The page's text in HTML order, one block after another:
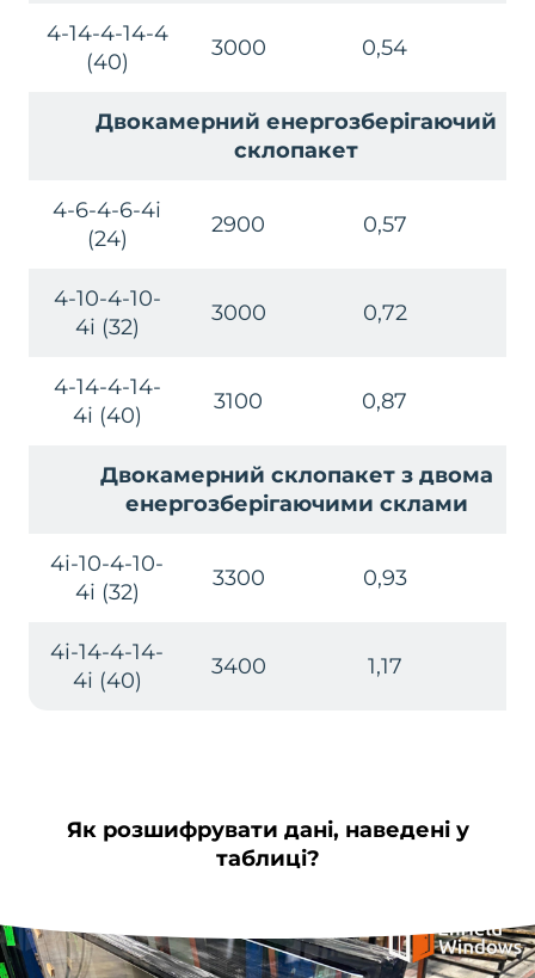
4-14-4-14-4
(40)
3000 0,54
Двокамерний енергозберігаючий
склопакет
4-6-4-6-4i
(24)
2900 0,57
4-10-4-10-
4i (32)
3000 0,72
4-14-4-14-
4i (40)
3100 0,87
Двокамерний склопакет з двома
енергозберігаючими склами
4i-10-4-10-
4i (32)
3300 0,93
4i-14-4-14-
4i (40)
3400 1,17
Як розшифрувати дані, наведені у
таблиці?